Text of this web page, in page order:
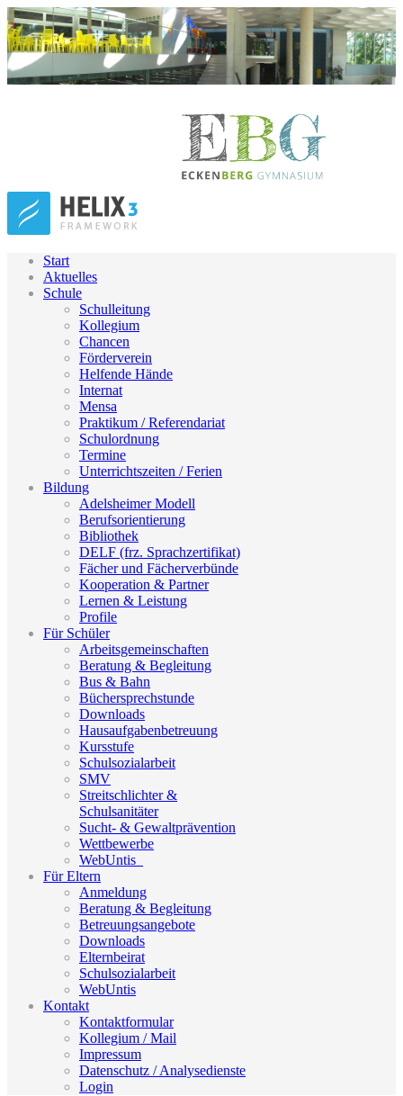
Start
Aktuelles
Schule
Schulleitung
Kollegium
Chancen
Förderverein
Helfende Hände
Internat
Mensa
Praktikum / Referendariat
Schulordnung
Termine
Unterrichtszeiten / Ferien
Bildung
Adelsheimer Modell
Berufsorientierung
Bibliothek
DELF (frz. Sprachzertifikat)
Fächer und Fächerverbünde
Kooperation & Partner
Lernen & Leistung
Profile
Für Schüler
Arbeitsgemeinschaften
Beratung & Begleitung
Bus & Bahn
Büchersprechstunde
Downloads
Hausaufgabenbetreuung
Kursstufe
Schulsozialarbeit
SMV
Streitschlichter &
Schulsanitäter
Sucht- & Gewaltprävention
Wettbewerbe
WebUntis_
Für Eltern
Anmeldung
Beratung & Begleitung
Betreuungsangebote
Downloads
Elternbeirat
Schulsozialarbeit
WebUntis
Kontakt
Kontaktformular
Kollegium / Mail
Impressum
Datenschutz / Analysedienste
Login